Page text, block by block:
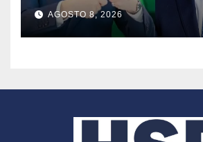
tomará el timón de la
en la era De la
AGOSTO 8, 2026